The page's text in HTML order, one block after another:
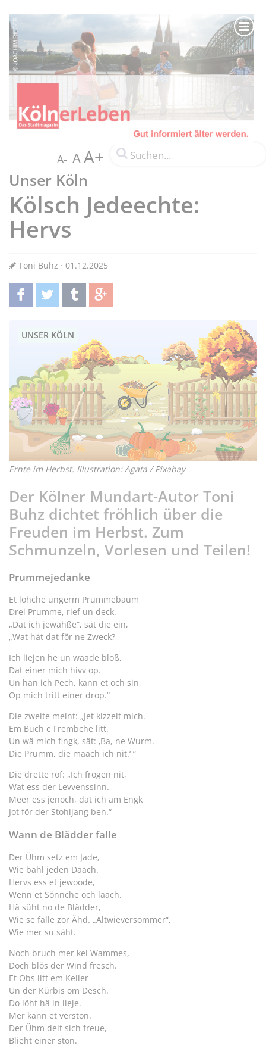
A- AA+
Unser Köln
Kölsch Jedeechte:
Hervs
Toni Buhz · 01.12.2025
UNSER KÖLN
Ernte im Herbst. Illustration: Agata / Pixabay
Der Kölner Mundart-Autor Toni
Buhz dichtet fröhlich über die
Freuden im Herbst. Zum
Schmunzeln, Vorlesen und Teilen!
Prummejedanke
Et lohche ungerm Prummebaum
Drei Prumme, rief un deck.
„Dat ich jewahße“, sät die ein,
„Wat hät dat för ne Zweck?
Ich liejen he un waade bloß,
Dat einer mich hivv op.
Un han ich Pech, kann et och sin,
Op mich tritt einer drop.“
Die zweite meint: „Jet kizzelt mich.
Em Buch e Frembche litt.
Un wä mich fingk, sät: ‚Ba, ne Wurm.
Die Prumm, die maach ich nit.‘ “
Die drette röf: „Ich frogen nit,
Wat ess der Levvenssinn.
Meer ess jenoch, dat ich am Engk
Jot för der Stohljang ben.“
Wann de Blädder falle
Der Ühm setz em Jade,
Wie bahl jeden Daach.
Hervs ess et jewoode,
Wenn et Sönnche och laach.
Hä süht no de Blädder,
Wie se falle zor Ähd. „Altwieversommer“,
Wie mer su säht.
Noch bruch mer kei Wammes,
Doch blös der Wind fresch.
Et Obs litt em Keller
Un der Kürbis om Desch.
Do löht hä in lieje.
Mer kann et verston.
Der Ühm deit sich freue,
Blieht einer ston.